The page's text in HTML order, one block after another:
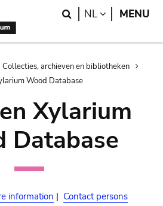
Search
NL LANGUAGE
MENU
Collecties, archieven en bibliotheken
Wood Database
Xylarium
Database
information | Contact persons